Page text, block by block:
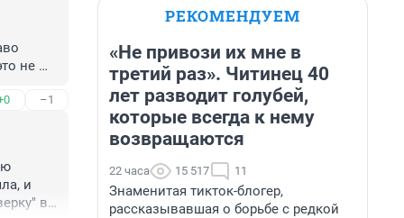
не
раз
–1
и
в
РЕКОМЕНДУЕМ
«Не привози их мне в
третий раз». Читинец 40
лет разводит голубей,
которые всегда к нему
возвращаются
22 часа 15 517 11
Знаменитая тикток-блогер,
рассказывавшая о борьбе с редкой